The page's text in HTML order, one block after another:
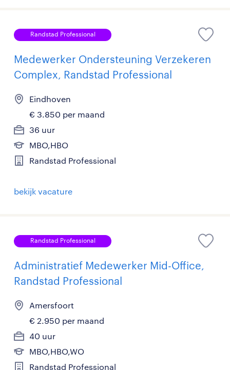
Randstad Professional
Medewerker Ondersteuning Verzekeren
Complex, Randstad Professional
Eindhoven
€ 3.850 per maand
36 uur
MBO,HBO
Randstad Professional
bekijk vacature
Randstad Professional
Administratief Medewerker Mid-Office,
Randstad Professional
Amersfoort
€ 2.950 per maand
40 uur
MBO,HBO,WO
Randstad Professional